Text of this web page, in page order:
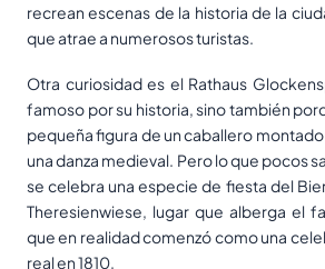
recrean escenas de la historia de la
que atrae a numerosos turistas.
Otra curiosidad es el Rathaus
famoso por su historia, sino también
pequeña figura de un caballero montado
una danza medieval. Pero lo que pocos
se celebra una especie de fiesta del
Theresienwiese, lugar que alberga el
que en realidad comenzó como una
real en 1810.